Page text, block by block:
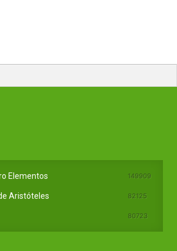
Elementos 149909
Aristóteles 82125
80723